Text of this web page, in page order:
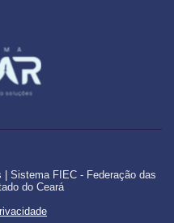
Sistema FIEC - Federação das
do Ceará